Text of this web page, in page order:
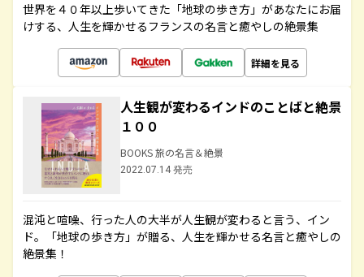
世界を４０年以上歩いてきた「地球の歩き方」があなたにお届
けする、人生を輝かせるフランスの名言と癒やしの絶景集
詳細を見る
人生観が変わるインドのことばと絶景
１００
BOOKS 旅の名言＆絶景
2022.07.14 発売
混沌と喧噪、行った人の大半が人生観が変わると言う、イン
ド。「地球の歩き方」が贈る、人生を輝かせる名言と癒やしの
絶景集！